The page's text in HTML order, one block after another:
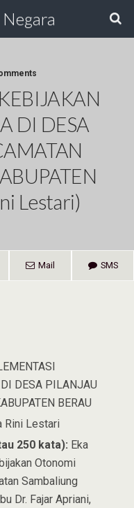
DI DESA
Lestari)
Mail SMS
DESA PILANJAU
BERAU
Rini Lestari
250 kata): Eka
Otonomi
Sambaliung
Dr. Fajar Apriani,